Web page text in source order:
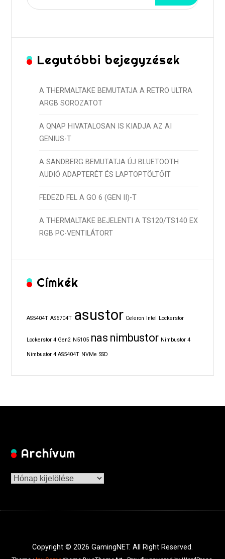
Legutóbbi bejegyzések
A THERMALTAKE BEMUTATJA A RETRO ULTRA
ARGB SOROZATOT
A QNAP HIVATALOSAN IS KIADJA AZ AI
GENIUS-T
A SANDBERG BEMUTATJA ÚJ BLUETOOTH
AUDIÓ ADAPTERÉT ÉS LAPTOPTÖLTŐIT
FEDEZD FEL A GO 6 (GEN II)-T
A THERMALTAKE BEJELENTI A TS120/TS140 EX
RGB PC-VENTILÁTORT
Címkék
AS5404T AS6704T asustor Celeron Intel Lockerstor
Lockerstor 4 Gen2 N5105 nas nimbustor Nimbustor 4
Nimbustor 4 AS5404T NVMe SSD
Archívum
Archívum
Copyright © 2026 GamingNET. All Right Reserved.